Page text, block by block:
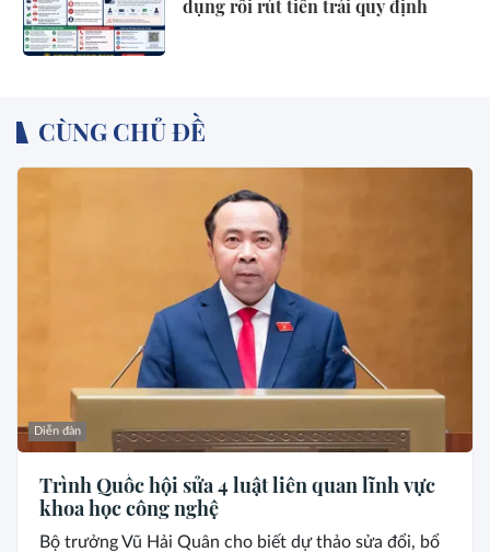
dụng rồi rút tiền trái quy định
CÙNG CHỦ ĐỀ
Diễn đàn
Trình Quốc hội sửa 4 luật liên quan lĩnh vực
khoa học công nghệ
Bộ trưởng Vũ Hải Quân cho biết dự thảo sửa đổi, bổ